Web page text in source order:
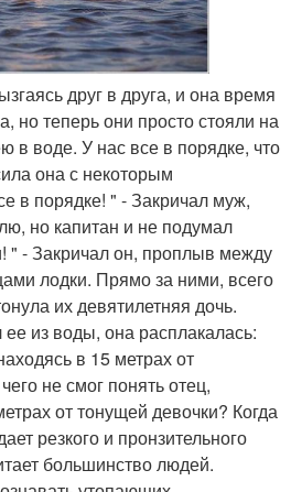
друг в друга, и она время
но теперь они просто стояли на
в воде. У нас все в порядке, что
она с некоторым
в порядке! " - Закричал муж,
но капитан и не подумал
" - Закричал он, проплыв между
лодки. Прямо за ними, всего
их девятилетняя дочь.
из воды, она расплакалась:
в 15 метрах от
не смог понять отец,
от тонущей девочки? Когда
резкого и пронзительного
большинство людей.